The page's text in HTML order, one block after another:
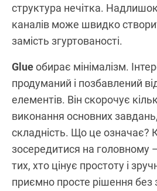
структура нечітка.
каналів може швидко
замість згуртованості.
Glueобирає мінімалізм.
продуманий і позбавлений
елементів. Він скорочує
виконання основних
складність. Що це
зосередитися на головному
тих, хто цінує простоту і
приємно просте рішення без